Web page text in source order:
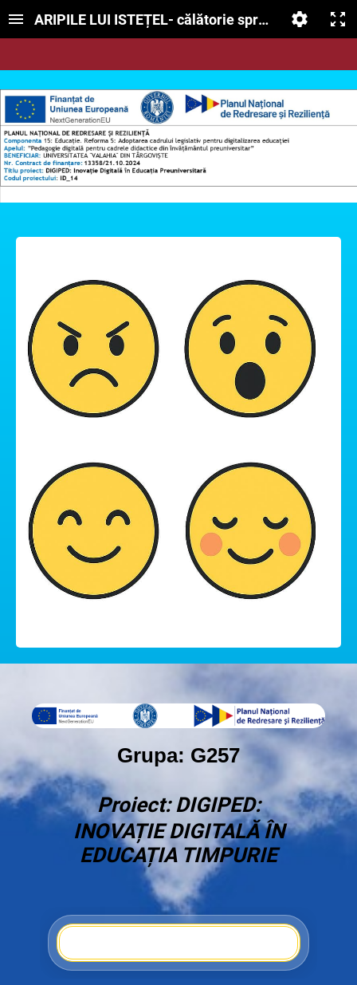
ARIPILE LUI ISTEȚEL- călătorie spre Ținutul
Grupa: G257
Proiect: DIGIPED:
INOVAȚIE DIGITALĂ ÎN
EDUCAȚIA TIMPURIE